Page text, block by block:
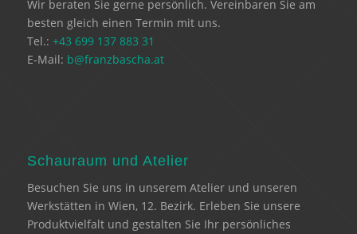
Wir beraten Sie gerne persönlich. Vereinbaren Sie am
besten gleich einen Termin mit uns.
Tel.: +43 699 137 883 31
E-Mail: b@franzbascha.at
Schauraum und Atelier
Besuchen Sie uns in unserem Atelier und unseren
Werkstätten in Wien, 12. Bezirk. Erleben Sie unsere
Produktvielfalt und gestalten Sie Ihr persönliches